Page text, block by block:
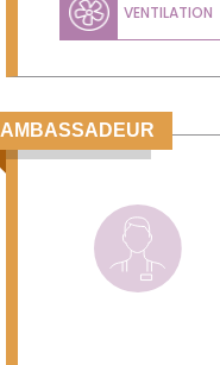
VENTILATION
AMBASSADEUR